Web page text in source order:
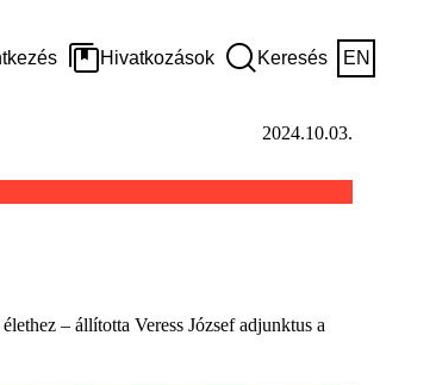
Hivatkozások Keresés EN
2024.10.03.
– állította Veress József adjunktus a